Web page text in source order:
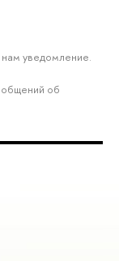
уведомление.
об